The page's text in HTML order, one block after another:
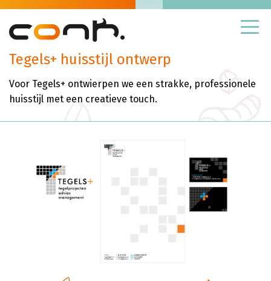
content
Logo en huisstijl
Grafisch ontwerp
Informatiepanelen
Wat nog meer
Tegels+ huisstijl ontwerp
Voor Tegels+ ontwierpen we een strakke, professionele
huisstijl met een creatieve touch.